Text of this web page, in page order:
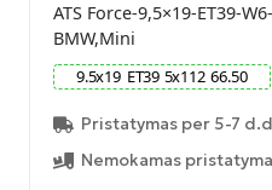
ATS Force-9,5×19-ET39-
BMW,Mini
9.5x19 ET39 5x112 66.50
Pristatymas per 5-7
Nemokamas